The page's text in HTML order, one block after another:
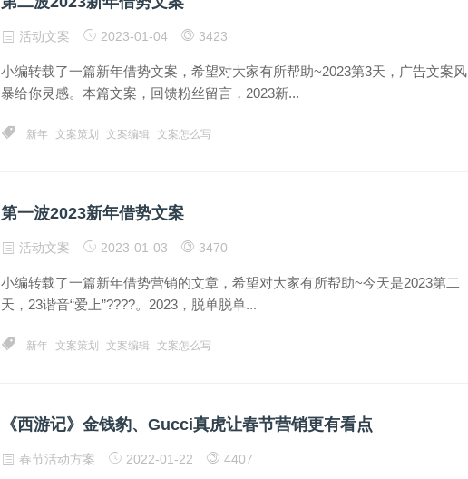
活动文案 2023-01-04 3423
小编转载了一篇新年借势文案，希望对大家有所帮助~2023第3天，广告文案风
暴给你灵感。本篇文案，回馈粉丝留言，2023新...
新年 文案策划 文案编辑 文案怎么写
第一波2023新年借势文案
活动文案 2023-01-03 3470
小编转载了一篇新年借势营销的文章，希望对大家有所帮助~今天是2023第二
天，23谐音“爱上”????。2023，脱单脱单...
新年 文案策划 文案编辑 文案怎么写
《西游记》金钱豹、Gucci真虎让春节营销更有看点
春节活动方案 2022-01-22 4407